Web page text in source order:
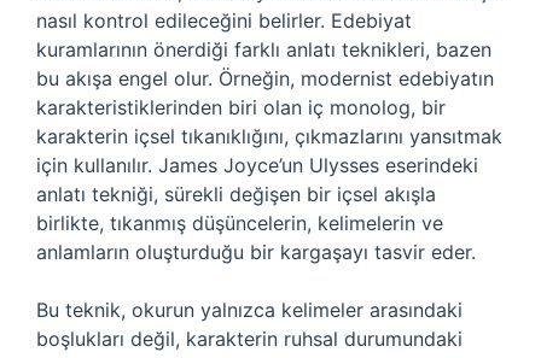
nasıl kontrol edileceğini belirler. Edebiyat
kuramlarının önerdiği farklı anlatı teknikleri, bazen
bu akışa engel olur. Örneğin, modernist edebiyatın
karakteristiklerinden biri olan iç monolog, bir
karakterin içsel tıkanıklığını, çıkmazlarını yansıtmak
için kullanılır. James Joyce’un Ulysses eserindeki
anlatı tekniği, sürekli değişen bir içsel akışla
birlikte, tıkanmış düşüncelerin, kelimelerin ve
anlamların oluşturduğu bir kargaşayı tasvir eder.
Bu teknik, okurun yalnızca kelimeler arasındaki
boşlukları değil, karakterin ruhsal durumundaki